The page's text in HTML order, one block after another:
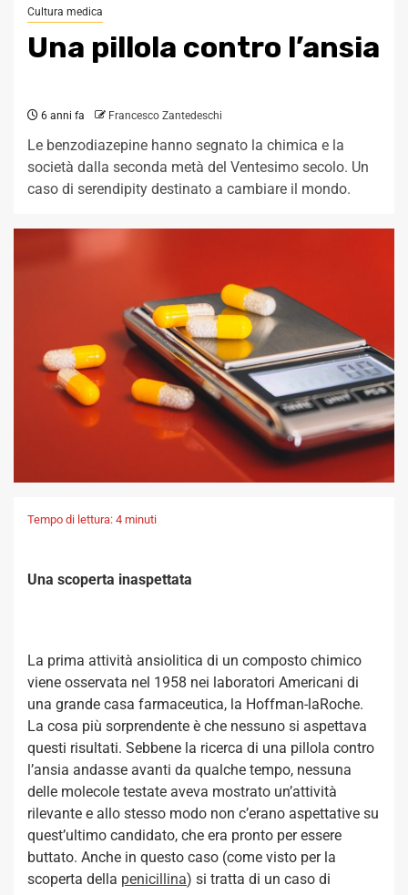
Cultura medica
Una pillola contro l’ansia
6 anni fa Francesco Zantedeschi
Le benzodiazepine hanno segnato la chimica e la
società dalla seconda metà del Ventesimo secolo. Un
caso di serendipity destinato a cambiare il mondo.
Tempo di lettura: 4 minuti
Una scoperta inaspettata
La prima attività ansiolitica di un composto chimico
viene osservata nel 1958 nei laboratori Americani di
una grande casa farmaceutica, la Hoffman-laRoche.
La cosa più sorprendente è che nessuno si aspettava
questi risultati. Sebbene la ricerca di una pillola contro
l’ansia andasse avanti da qualche tempo, nessuna
delle molecole testate aveva mostrato un’attività
rilevante e allo stesso modo non c’erano aspettative su
quest’ultimo candidato, che era pronto per essere
buttato. Anche in questo caso (come visto per la
scoperta della penicillina) si tratta di un caso di